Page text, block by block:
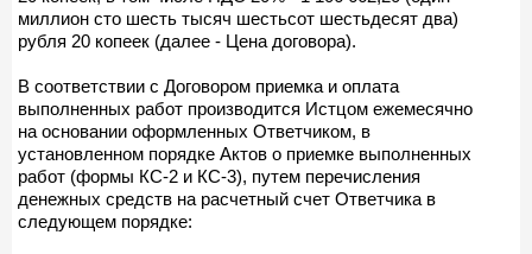
миллион сто шесть тысяч шестьсот шестьдесят два)
рубля 20 копеек (далее - Цена договора).
В соответствии с Договором приемка и оплата
выполненных работ производится Истцом ежемесячно
на основании оформленных Ответчиком, в
установленном порядке Актов о приемке выполненных
работ (формы КС-2 и КС-3), путем перечисления
денежных средств на расчетный счет Ответчика в
следующем порядке: